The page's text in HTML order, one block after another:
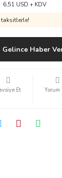
6,51 USD + KDV
Gelince Haber
Et Yorum